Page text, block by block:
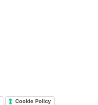
Cookie Policy